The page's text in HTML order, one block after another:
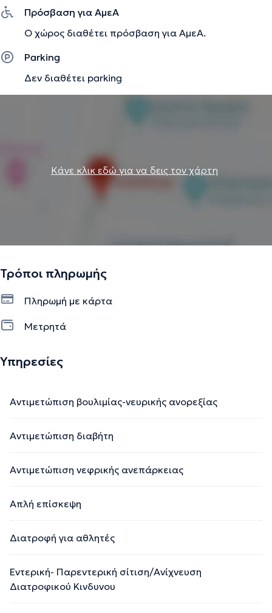
και είναι μέλος της επιστημονικής επιτροπής την
Ελληνικής Ολυμπιακής Επιτροπής.
Την περιγραφή επιμελείται η ομάδα του doctoranytime βασισμένη σε
επαληθευμένες πληροφορίες.
Πρόσβαση για ΑμεΑ
Ο χώρος διαθέτει πρόσβαση για ΑμεΑ.
Parking
Δεν διαθέτει parking
Κάνε κλικ εδώ για να δεις τον χάρτη
Τρόποι πληρωμής
Πληρωμή με κάρτα
Μετρητά
Υπηρεσίες
Αντιμετώπιση βουλιμίας-νευρικής ανορεξίας
Αντιμετώπιση διαβήτη
Αντιμετώπιση νεφρικής ανεπάρκειας
Απλή επίσκεψη
Διατροφή για αθλητές
Εντερική- Παρεντερική σίτιση/Ανίχνευση
Διατροφικού Κινδυνου